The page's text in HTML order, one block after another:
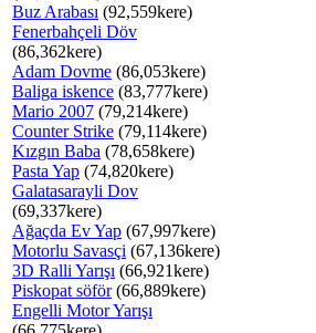
Buz Arabası (92,559kere)
Fenerbahçeli Döv
(86,362kere)
Adam Dovme (86,053kere)
Baliga iskence (83,777kere)
Mario 2007 (79,214kere)
Counter Strike (79,114kere)
Kızgın Baba (78,658kere)
Pasta Yap (74,820kere)
Galatasarayli Dov
(69,337kere)
Ağaçda Ev Yap (67,997kere)
Motorlu Savasçi (67,136kere)
3D Ralli Yarışı (66,921kere)
Piskopat söför(66,889kere)
Engelli Motor Yarışı